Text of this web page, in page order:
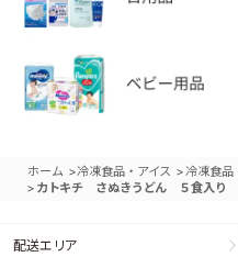
ホーム >冷凍食品・アイス > 冷凍食品
> カトキチ さぬきうどん ５食入り
配送エリア